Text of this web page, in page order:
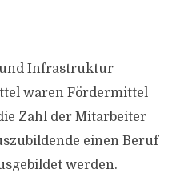
und Infrastruktur
waren Fördermittel
Zahl der Mitarbeiter
einen Beruf
werden.